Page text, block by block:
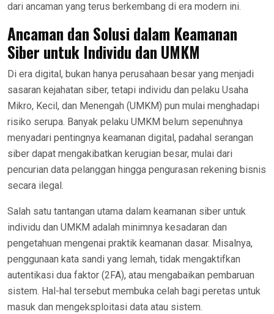
dari ancaman yang terus berkembang di era modern ini.
Ancaman dan Solusi dalam Keamanan
Siber untuk Individu dan UMKM
Di era digital, bukan hanya perusahaan besar yang menjadi
sasaran kejahatan siber, tetapi individu dan pelaku Usaha
Mikro, Kecil, dan Menengah (UMKM) pun mulai menghadapi
risiko serupa. Banyak pelaku UMKM belum sepenuhnya
menyadari pentingnya keamanan digital, padahal serangan
siber dapat mengakibatkan kerugian besar, mulai dari
pencurian data pelanggan hingga pengurasan rekening bisnis
secara ilegal.
Salah satu tantangan utama dalam keamanan siber untuk
individu dan UMKM adalah minimnya kesadaran dan
pengetahuan mengenai praktik keamanan dasar. Misalnya,
penggunaan kata sandi yang lemah, tidak mengaktifkan
autentikasi dua faktor (2FA), atau mengabaikan pembaruan
sistem. Hal-hal tersebut membuka celah bagi peretas untuk
masuk dan mengeksploitasi data atau sistem.